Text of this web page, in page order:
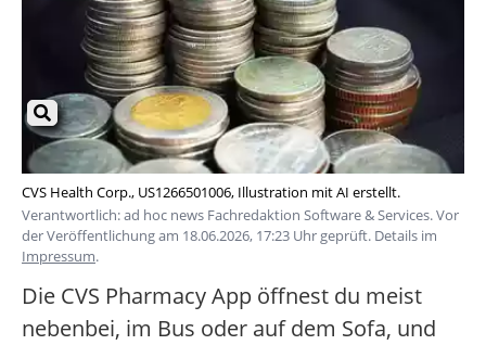
CVS Health Corp., US1266501006, Illustration mit AI erstellt.
Verantwortlich: ad hoc news Fachredaktion Software & Services. Vor
der Veröffentlichung am 18.06.2026, 17:23 Uhr geprüft. Details im
Impressum.
Die CVS Pharmacy App öffnest du meist
nebenbei, im Bus oder auf dem Sofa, und